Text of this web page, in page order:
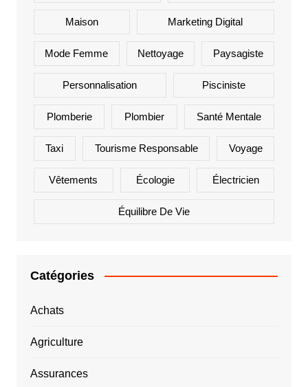
Maison Marketing Digital
Mode Femme Nettoyage Paysagiste
Personnalisation Pisciniste
Plomberie Plombier Santé Mentale
Taxi Tourisme Responsable Voyage
Vêtements Écologie Électricien
Équilibre De Vie
Catégories
Achats
Agriculture
Assurances